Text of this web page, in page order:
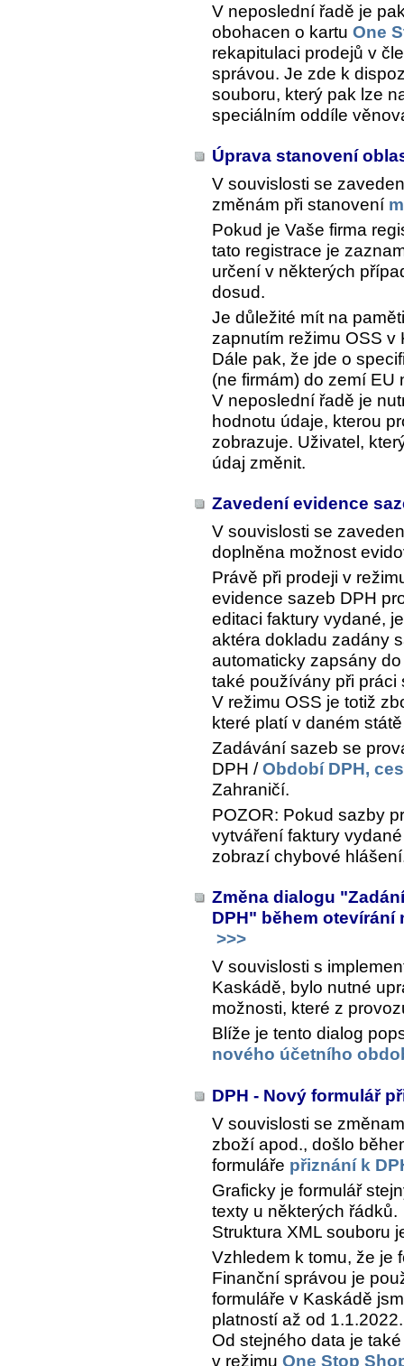
V neposlední řadě je
obohacen o kartu One
rekapitulaci prodejů v
správou. Je zde k
souboru, který pak lze
speciálním oddíle
Úprava stanovení
V souvislosti se
změnám při stanovení
Pokud je Vaše firma
tato registrace je
určení v některých
dosud.
Je důležité mít na
zapnutím režimu OSS v
Dále pak, že jde o
(ne firmám) do zemí EU
V neposlední řadě je
hodnotu údaje, kterou
zobrazuje. Uživatel,
údaj změnit.
Zavedení evidence
V souvislosti se
doplněna možnost
Právě při prodeji v
evidence sazeb DPH
editaci faktury vydané,
aktéra dokladu zadány
automaticky zapsány
také používány při práci
V režimu OSS je totiž
které platí v daném
Zadávání sazeb se
DPH /Období DPH,
Zahraničí.
POZOR: Pokud sazby
vytváření faktury
zobrazí chybové
Změna dialogu
DPH" během
>>>
V souvislosti s
Kaskádě, bylo nutné
možnosti, které z
Blíže je tento dialog
nového účetního
DPH - Nový formulář
V souvislosti se
zboží apod., došlo
formuláře přiznání k
Graficky je formulář
texty u některých řádků.
Struktura XML souboru
Vzhledem k tomu, že je
Finanční správou je
formuláře v Kaskádě
platností až od 1.1.2022.
Od stejného data je
v režimu One Stop